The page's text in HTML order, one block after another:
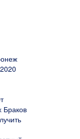
Браков